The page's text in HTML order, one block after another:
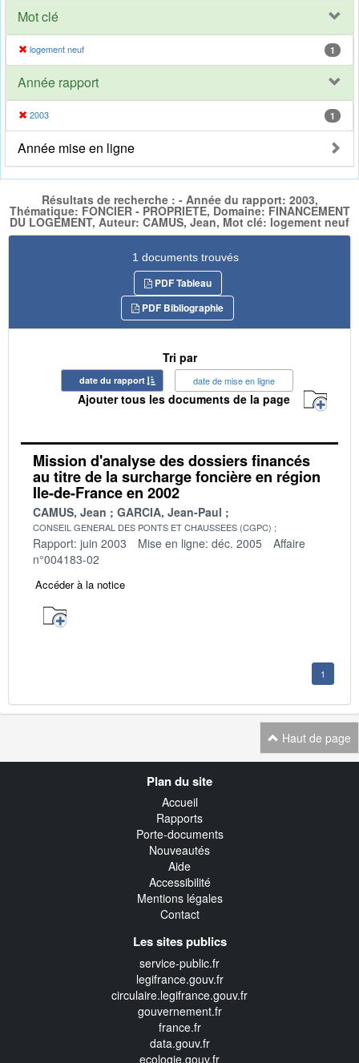
Mot clé
logement neuf 1
Année rapport
2003 1
Année mise en ligne
Résultats de recherche : - Année du rapport: 2003,
Thématique: FONCIER - PROPRIETE, Domaine: FINANCEMENT
DU LOGEMENT, Auteur: CAMUS, Jean, Mot clé: logement neuf
1 documents trouvés
PDF Tableau
PDF Bibliographie
Tri par
date du rapport date de mise en ligne
Ajouter tous les documents de la page
Mission d'analyse des dossiers financés
au titre de la surcharge foncière en région
Ile-de-France en 2002
CAMUS, Jean GARCIA, Jean-Paul
CONSEIL GENERAL DES PONTS ET CHAUSSEES (CGPC)
Rapport: juin 2003 Mise en ligne: déc. 2005
Affaire
n°004183-02
Accéder à la notice
1
Haut de page
Plan du site
Accueil
Rapports
Porte-documents
Nouveautés
Aide
Accessibilité
Mentions légales
Contact
Les sites publics
service-public.fr
legifrance.gouv.fr
circulaire.legifrance.gouv.fr
gouvernement.fr
france.fr
data.gouv.fr
ecologie.gouv.fr